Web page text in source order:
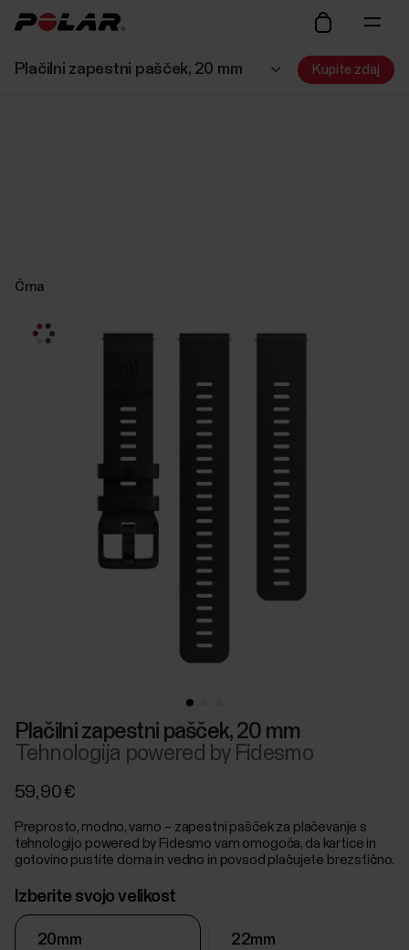
Plačilni zapestni pašček, 20 mm Kupite zdaj
Črna
Plačilni zapestni pašček, 20 mm
Tehnologija powered by Fidesmo
59,90 €
Preprosto, modno, varno – zapestni pašček za plačevanje s
tehnologijo powered by Fidesmo vam omogoča, da kartice in
gotovino pustite doma in vedno in povsod plačujete brezstično.
Izberite svojo velikost
20mm 22mm